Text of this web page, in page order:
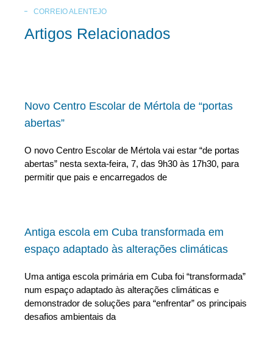
CORREIO ALENTEJO
Artigos Relacionados
Novo Centro Escolar de Mértola de “portas
abertas”
O novo Centro Escolar de Mértola vai estar “de portas
abertas” nesta sexta-feira, 7, das 9h30 às 17h30, para
permitir que pais e encarregados de
Antiga escola em Cuba transformada em
espaço adaptado às alterações climáticas
Uma antiga escola primária em Cuba foi “transformada”
num espaço adaptado às alterações climáticas e
demonstrador de soluções para “enfrentar” os principais
desafios ambientais da